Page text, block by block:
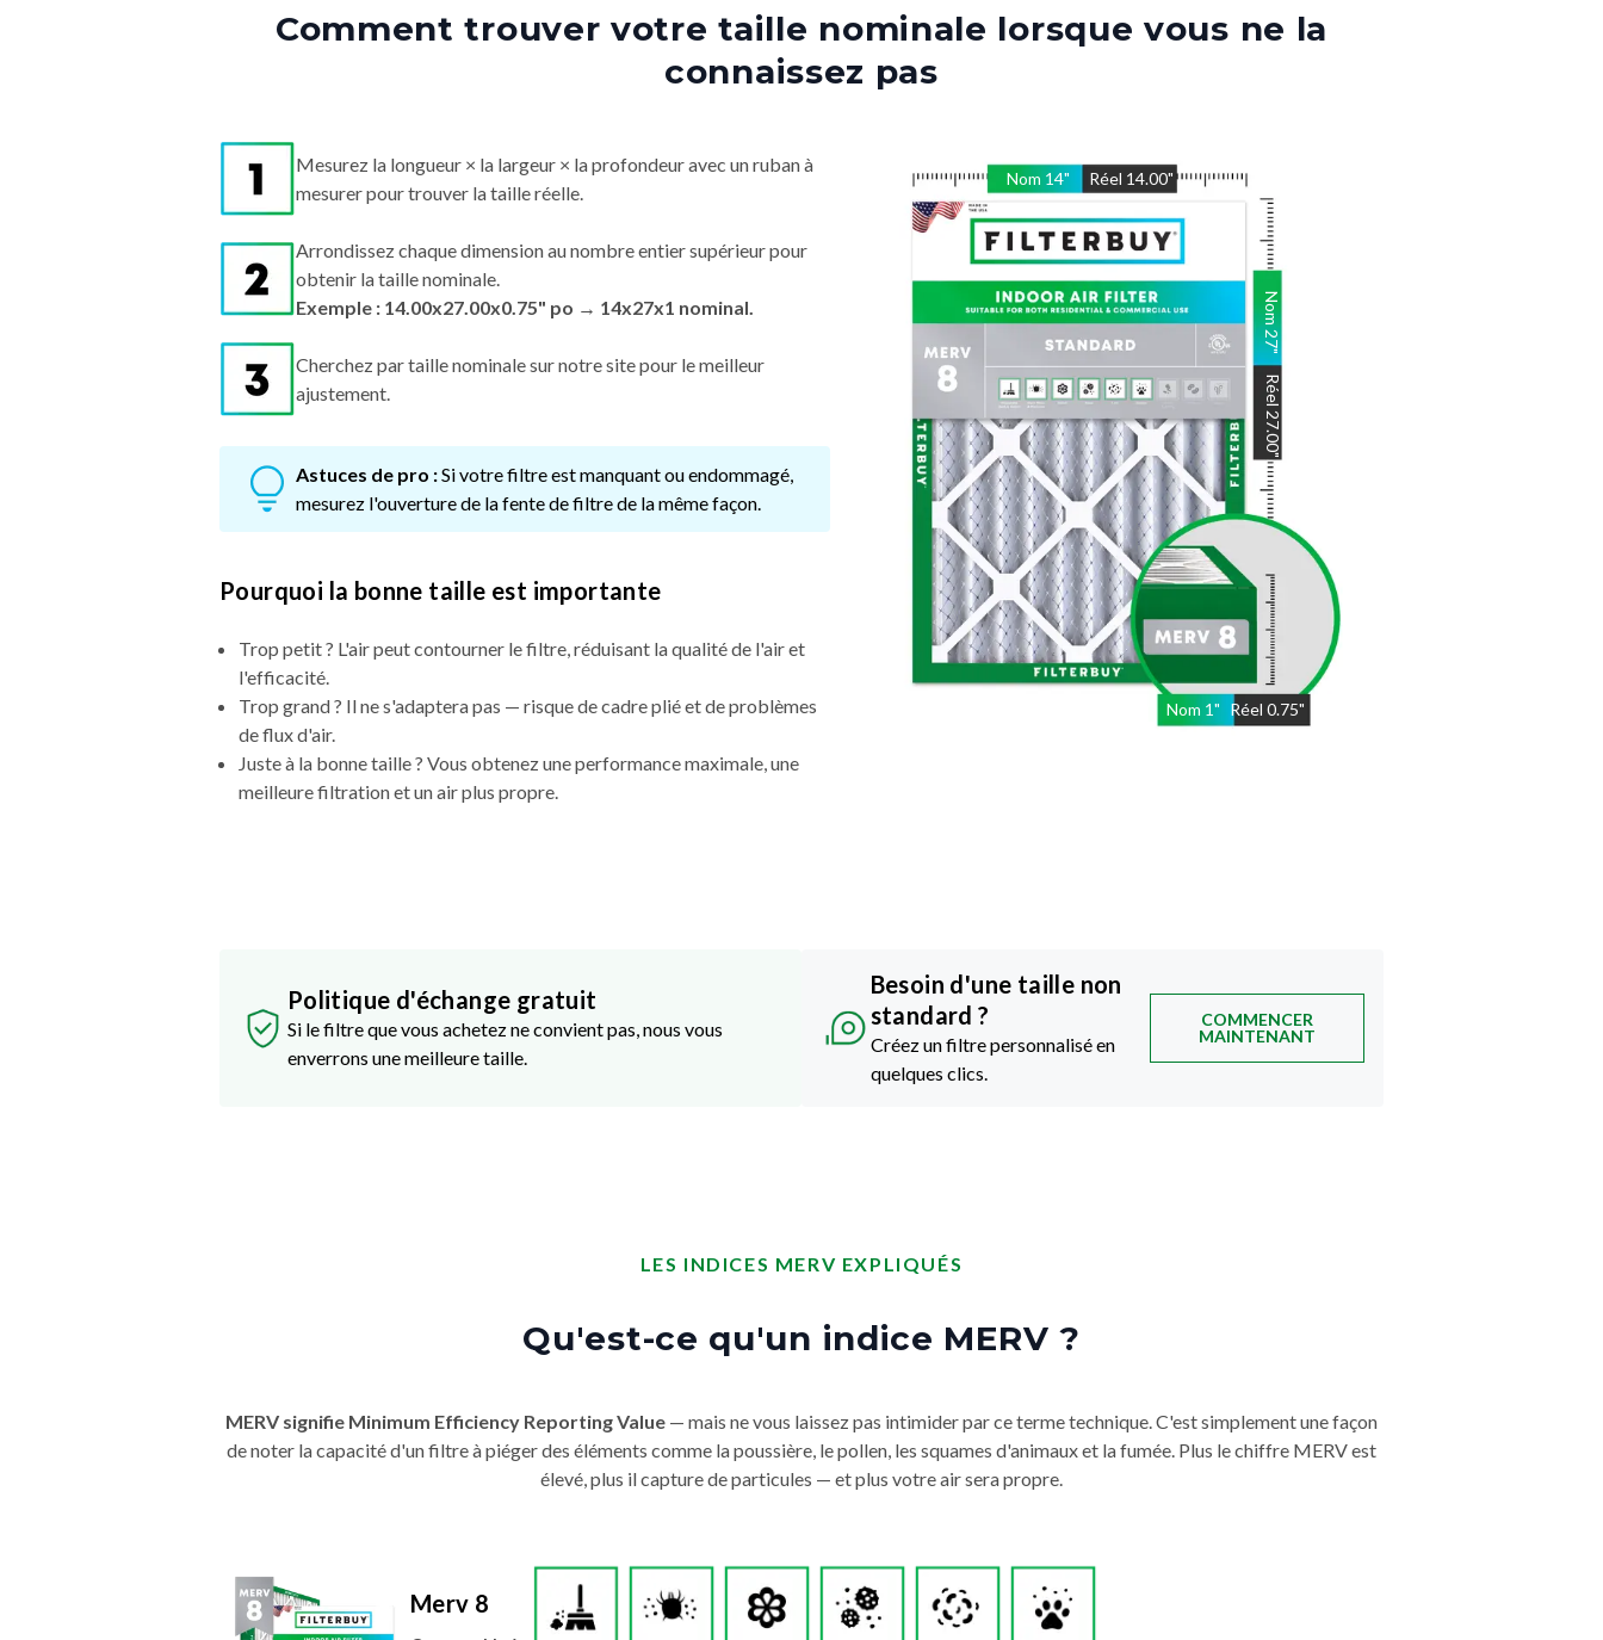
Comment trouver votre taille nominale lorsque vous ne la
connaissez pas
Nom 14" Réel 14.00"
Nom 1" Réel 0.75"
Nom
27
"
Réel
27.00
"
Mesurez la longueur × la largeur × la profondeur avec un ruban à
mesurer pour trouver la taille réelle.
Arrondissez chaque dimension au nombre entier supérieur pour
obtenir la taille nominale.
Exemple : 14.00x27.00x0.75" po → 14x27x1 nominal.
Cherchez par taille nominale sur notre site pour le meilleur
ajustement.
Astuces de pro :Si votre filtre est manquant ou endommagé,
mesurez l'ouverture de la fente de filtre de la même façon.
Pourquoi la bonne taille est importante
Trop petit ? L'air peut contourner le filtre, réduisant la qualité de l'air et
l'efficacité.
Trop grand ? Il ne s'adaptera pas — risque de cadre plié et de problèmes
de flux d'air.
Juste à la bonne taille ? Vous obtenez une performance maximale, une
meilleure filtration et un air plus propre.
Politique d'échange gratuit
Si le filtre que vous achetez ne convient pas, nous vous
enverrons une meilleure taille.
Besoin d'une taille non
standard ?
Créez un filtre personnalisé en
quelques clics.
COMMENCER
MAINTENANT
LES INDICES MERV EXPLIQUÉS
Qu'est-ce qu'un indice MERV ?
MERV signifie Minimum Efficiency Reporting Value — mais ne vous laissez pas intimider par ce terme technique. C'est simplement une façon
de noter la capacité d'un filtre à piéger des éléments comme la poussière, le pollen, les squames d'animaux et la fumée. Plus le chiffre MERV est
élevé, plus il capture de particules — et plus votre air sera propre.
Merv 8